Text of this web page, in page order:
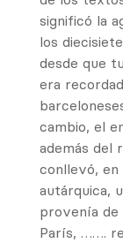
significó la
los
desde que
era
cambio, el
además del
conllevó, en
autárquica,
provenía de
París, …….